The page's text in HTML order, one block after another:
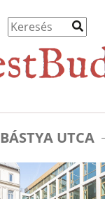
BÁSTYA UTCA